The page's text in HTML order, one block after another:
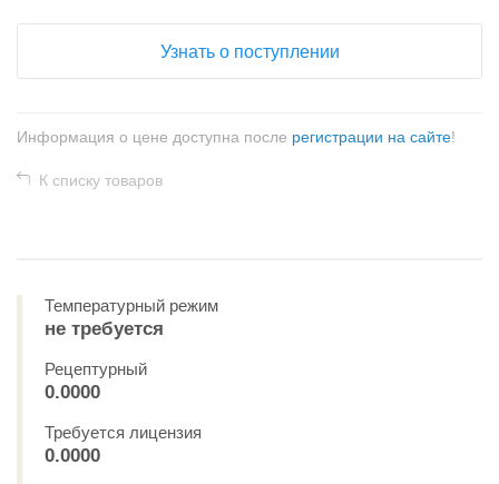
Узнать о поступлении
Информация о цене доступна после регистрации на сайте!
К списку товаров
Температурный режим
не требуется
Рецептурный
0.0000
Требуется лицензия
0.0000